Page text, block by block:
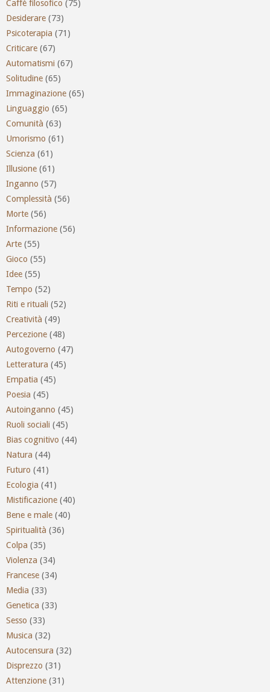
Caffè filosofico (75)
Desiderare (73)
Psicoterapia (71)
Criticare (67)
Automatismi (67)
Solitudine (65)
Immaginazione (65)
Linguaggio (65)
Comunità (63)
Umorismo (61)
Scienza (61)
Illusione (61)
Inganno (57)
Complessità (56)
Morte (56)
Informazione (56)
Arte (55)
Gioco (55)
Idee (55)
Tempo (52)
Riti e rituali (52)
Creatività (49)
Percezione (48)
Autogoverno (47)
Letteratura (45)
Empatia (45)
Poesia (45)
Autoinganno (45)
Ruoli sociali (45)
Bias cognitivo (44)
Natura (44)
Futuro (41)
Ecologia (41)
Mistificazione (40)
Bene e male (40)
Spiritualità (36)
Colpa (35)
Violenza (34)
Francese (34)
Media (33)
Genetica (33)
Sesso (33)
Musica (32)
Autocensura (32)
Disprezzo (31)
Attenzione (31)